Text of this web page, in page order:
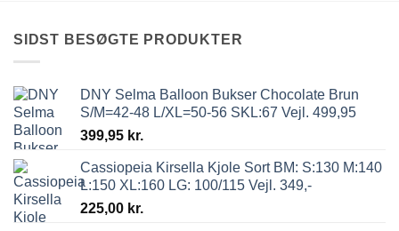
SIDST BESØGTE PRODUKTER
DNY Selma Balloon Bukser Chocolate Brun
S/M=42-48 L/XL=50-56 SKL:67 Vejl. 499,95
399,95 kr.
Cassiopeia Kirsella Kjole Sort BM: S:130 M:140
L:150 XL:160 LG: 100/115 Vejl. 349,-
225,00 kr.